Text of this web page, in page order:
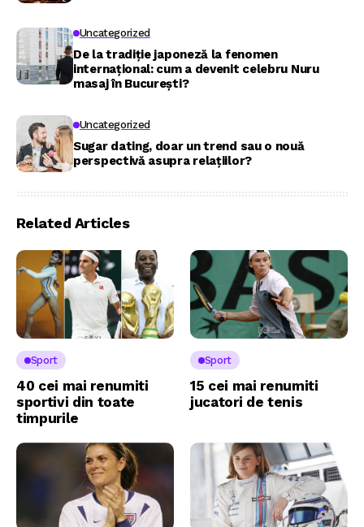
Uncategorized
De la tradiție japoneză la fenomen
internațional: cum a devenit celebru Nuru
masaj în București?
Uncategorized
Sugar dating, doar un trend sau o nouă
perspectivă asupra relațiilor?
Related Articles
Sport
40 cei mai renumiti
sportivi din toate
timpurile
Sport
15 cei mai renumiti
jucatori de tenis